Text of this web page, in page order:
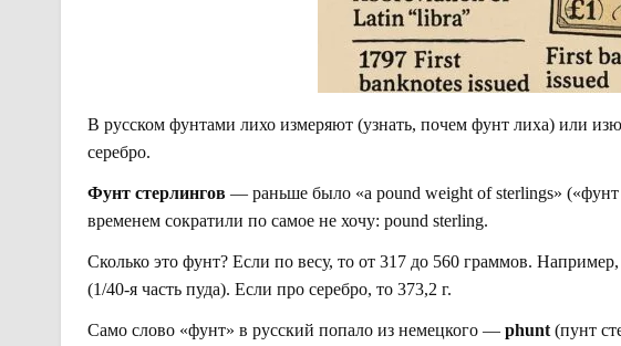
В русском фунтами лихо измеряют (узнать, почем фунт лиха) или
серебро.
Фунт стерлингов — раньше было «a pound weight of sterlings» («фунт
временем сократили по самое не хочу: pound sterling.
Сколько это фунт? Если по весу, то от 317 до 560 граммов.
(1/40-я часть пуда). Если про серебро, то 373,2 г.
Само слово «фунт» в русский попало из немецкого — phunt(пунт